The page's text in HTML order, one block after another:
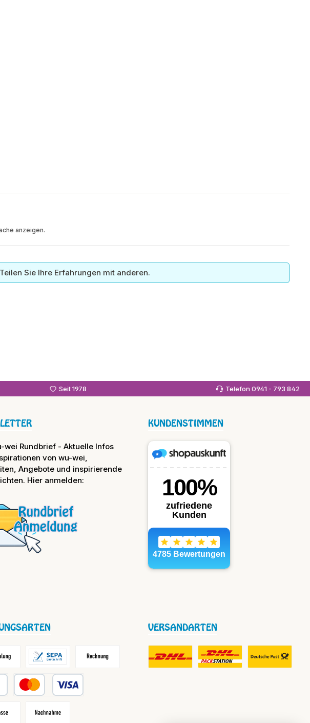
anzeigen.
Sie Ihre Erfahrungen mit anderen.
Seit 1978 Telefon 0941 - 793 842
wei Rundbrief - Aktuelle Infos
von wu-wei,
Angebote und inspirierende
Hier anmelden:
KUNDENSTIMMEN
Lastschrift Rechnung
/ Versandkostenfrei
VERSANDARTEN